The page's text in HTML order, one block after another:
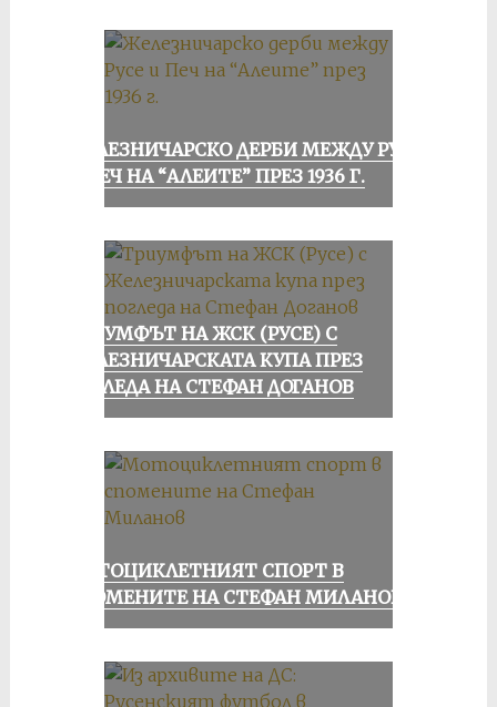
ЖЕЛЕЗНИЧАРСКО ДЕРБИ МЕЖДУ РУСЕ
И ПЕЧ НА “АЛЕИТЕ” ПРЕЗ 1936 Г.
ТРИУМФЪТ НА ЖСК (РУСЕ) С
ЖЕЛЕЗНИЧАРСКАТА КУПА ПРЕЗ
ПОГЛЕДА НА СТЕФАН ДОГАНОВ
МОТОЦИКЛЕТНИЯТ СПОРТ В
СПОМЕНИТЕ НА СТЕФАН МИЛАНОВ